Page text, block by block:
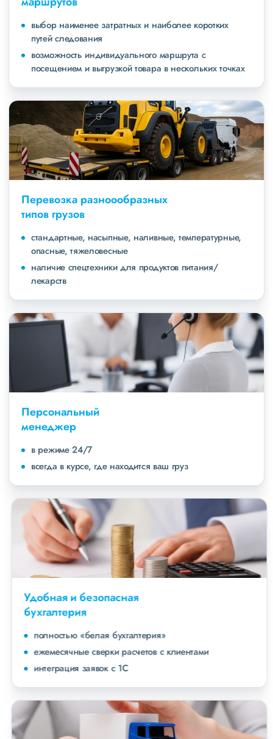
выбор наименее затратных и наиболее коротких
путей следования
возможность индивидуального маршрута с
посещением и выгрузкой товара в нескольких точках
Перевозка разноообразных
типов грузов
стандартные, насыпные, наливные, температурные,
опасные, тяжеловесные
наличие спецтехники для продуктов питания/
лекарств
Персональный
менеджер
в режиме 24/7
всегда в курсе, где находится ваш груз
Удобная и безопасная
бухгалтерия
полностью «белая бухгалтерия»
ежемесячные сверки расчетов с клиентами
интеграция заявок с 1С